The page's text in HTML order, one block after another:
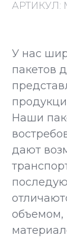
АРТИКУЛ:
У нас
пакетов
Наши
дают
объемом,